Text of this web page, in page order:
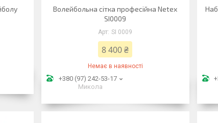
Волейбольна сітка професійна Netex
SI0009
SI 0009
8 400 ₴
Немає в наявності
+380 (97) 242-53-17
Микола